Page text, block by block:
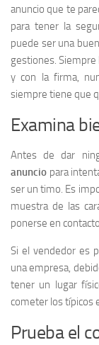
anuncio que te
para tener la
puede ser una
gestiones. Siempre
y con la firma,
siempre tiene que
Examina
Antes de dar
anuncio para
ser un timo. Es
muestra de las
ponerse en
Si el vendedor es
una empresa,
tener un lugar
cometer los típicos
Prueba el